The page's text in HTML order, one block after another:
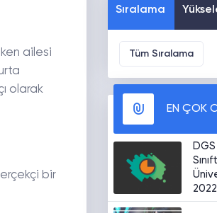
ailesi
olarak
bir
Sıralama
Tüm Sıralama
EN ÇOK
2022